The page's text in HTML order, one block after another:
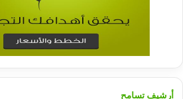
أرشيف تسامح